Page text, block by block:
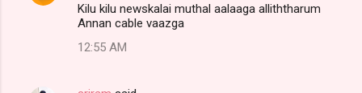
Kilu kilu newskalai muthal aalaaga alliththarum
Annan cable vaazga
12:55 AM